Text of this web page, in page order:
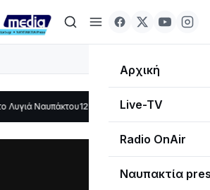
Αρχική
Live-TV
Radio OnAir
Ναυπακτία
12:08 Σε τροχιά υλοποίησης η Παράκαμψη